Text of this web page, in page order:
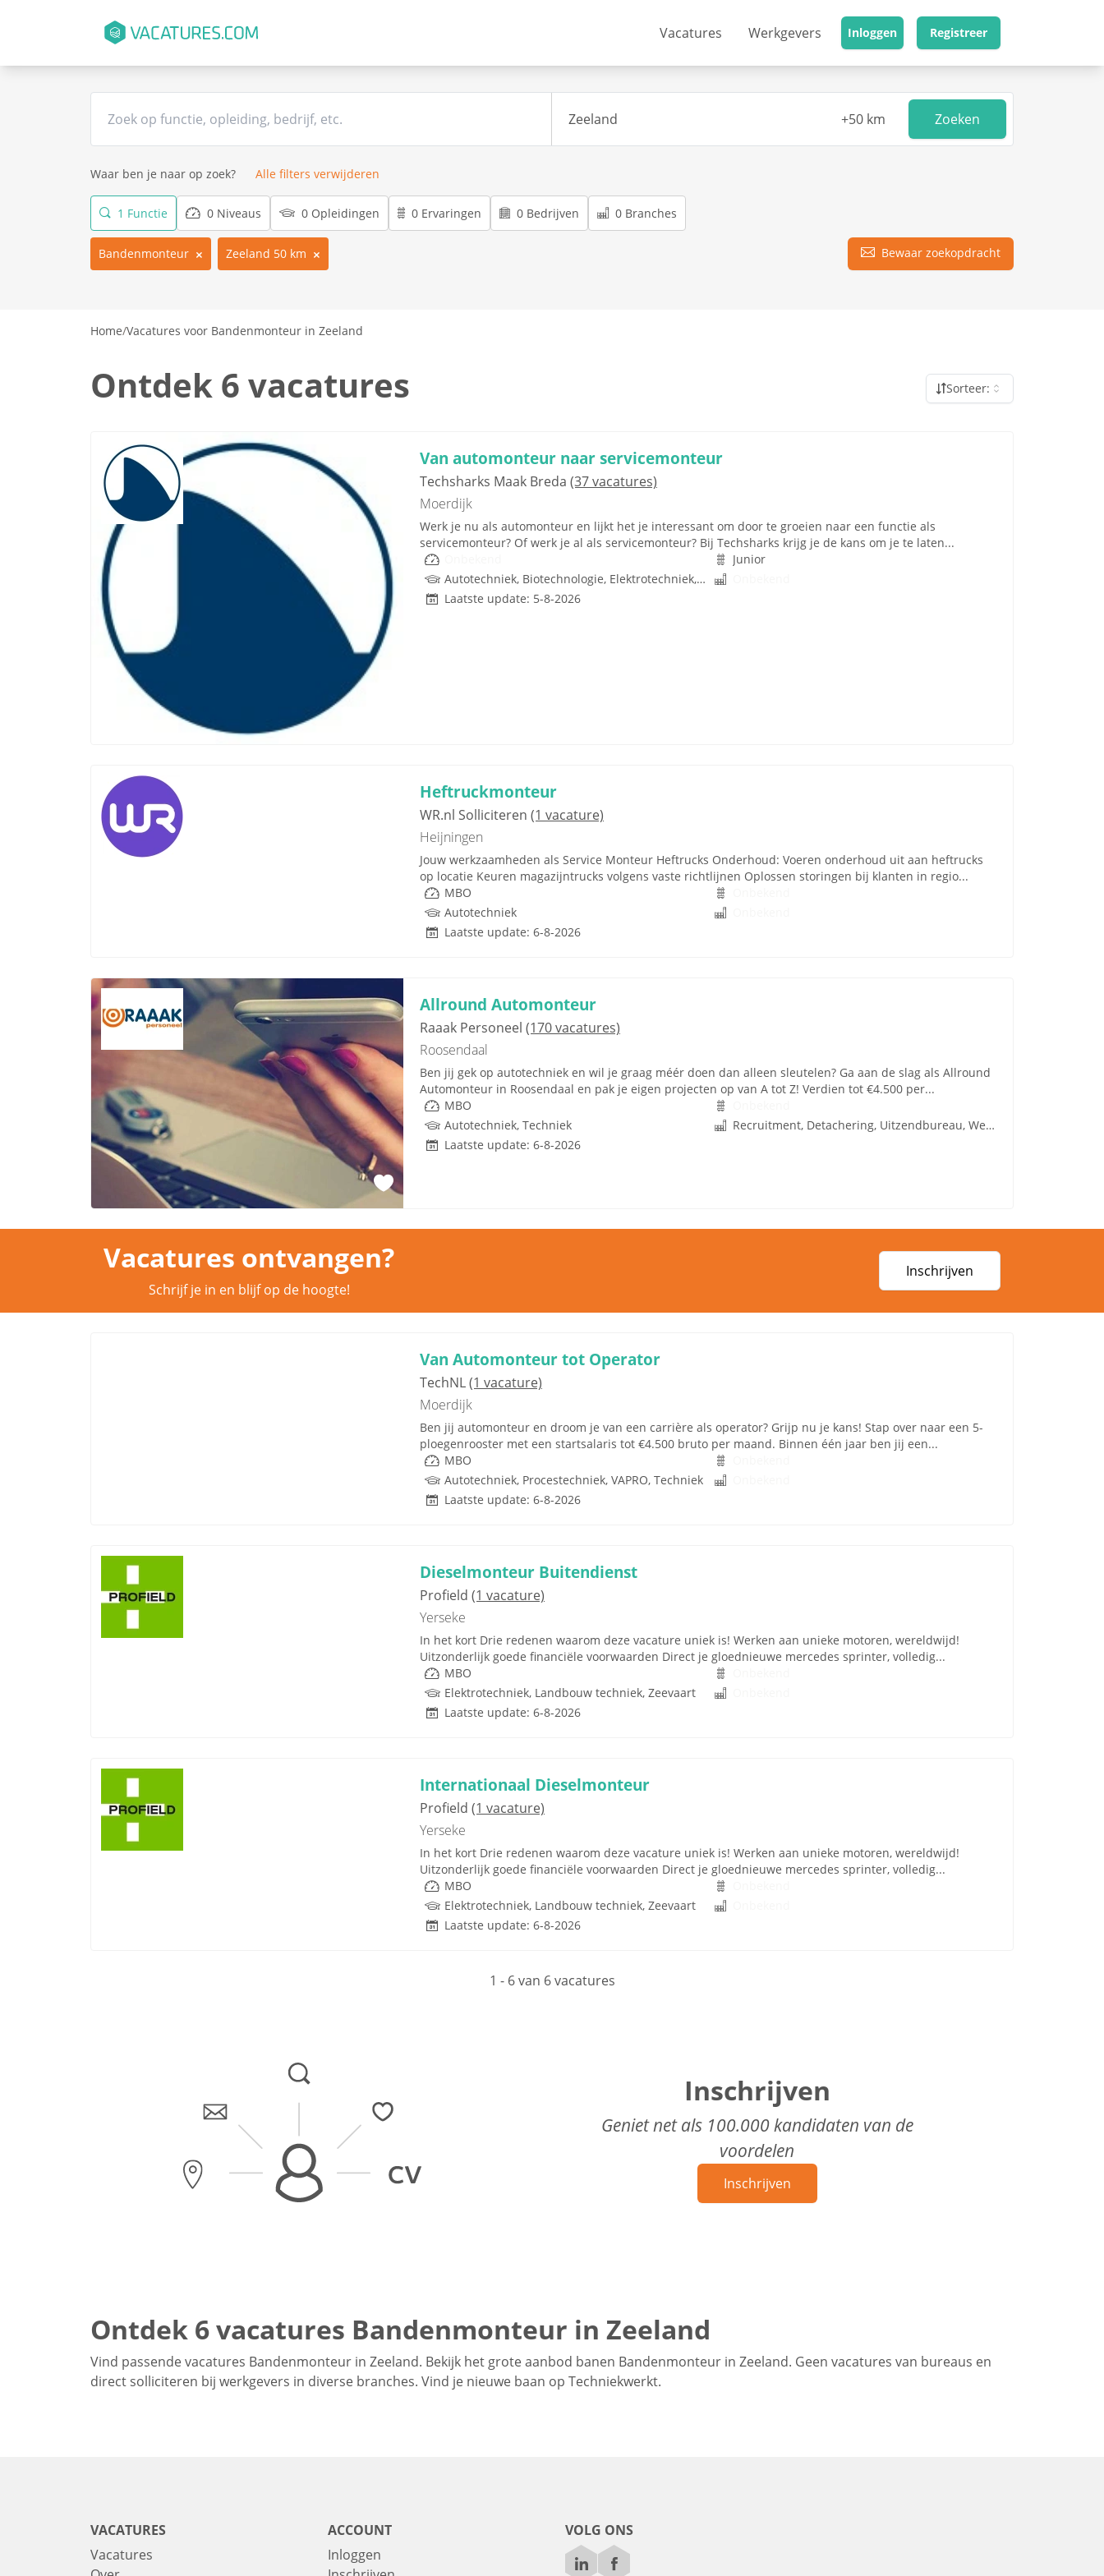
Vacatures Werkgevers Inloggen Registreer
Zoeken
Waar ben je naar op zoek? Alle filters verwijderen
1 Functie 0 Niveaus 0 Opleidingen 0 Ervaringen 0 Bedrijven 0 Branches
Bandenmonteur Zeeland 50 km Bewaar zoekopdracht
Home/Vacatures voor Bandenmonteur in Zeeland
Ontdek 6 vacatures Sorteer:
Van automonteur naar servicemonteur
Techsharks Maak Breda (37 vacatures)
Moerdijk
Werk je nu als automonteur en lijkt het je interessant om door te groeien naar een functie als
servicemonteur? Of werk je al als servicemonteur? Bij Techsharks krijg je de kans om je te laten...
Junior
Autotechniek, Biotechnologie, Elektrotechniek, Mechatronica, Werktuigbouwkunde, Metaal, Techniek, W-Installaties, Rijbewijs
Laatste update: 5-8-2026
Heftruckmonteur
WR.nl Solliciteren (1 vacature)
Heijningen
Jouw werkzaamheden als Service Monteur Heftrucks Onderhoud: Voeren onderhoud uit aan heftrucks
op locatie Keuren magazijntrucks volgens vaste richtlijnen Oplossen storingen bij klanten in regio...
MBO
Autotechniek
Laatste update: 6-8-2026
Allround Automonteur
Raaak Personeel (170 vacatures)
Roosendaal
Ben jij gek op autotechniek en wil je graag méér doen dan alleen sleutelen? Ga aan de slag als Allround
Automonteur in Roosendaal en pak je eigen projecten op van A tot Z! Verdien tot €4.500 per...
MBO
Autotechniek, Techniek
Recruitment, Detachering, Uitzendbureau, Werving en Selectie
Laatste update: 6-8-2026
Vacatures ontvangen?
Schrijf je in en blijf op de hoogte!
Inschrijven
Van Automonteur tot Operator
TechNL(1 vacature)
Moerdijk
Ben jij automonteur en droom je van een carrière als operator? Grijp nu je kans! Stap over naar een 5-
ploegenrooster met een startsalaris tot €4.500 bruto per maand. Binnen één jaar ben jij een...
MBO
Autotechniek, Procestechniek, VAPRO, Techniek
Laatste update: 6-8-2026
Dieselmonteur Buitendienst
Profield (1 vacature)
Yerseke
In het kort Drie redenen waarom deze vacature uniek is! Werken aan unieke motoren, wereldwijd!
Uitzonderlijk goede financiële voorwaarden Direct je gloednieuwe mercedes sprinter, volledig...
MBO
Elektrotechniek, Landbouw techniek, Zeevaart
Laatste update: 6-8-2026
Internationaal Dieselmonteur
Profield (1 vacature)
Yerseke
In het kort Drie redenen waarom deze vacature uniek is! Werken aan unieke motoren, wereldwijd!
Uitzonderlijk goede financiële voorwaarden Direct je gloednieuwe mercedes sprinter, volledig...
MBO
Elektrotechniek, Landbouw techniek, Zeevaart
Laatste update: 6-8-2026
1 - 6 van 6 vacatures
Inschrijven
Geniet net als 100.000 kandidaten van de
voordelen
Inschrijven
Ontdek 6 vacatures Bandenmonteur in Zeeland
Vind passende vacatures Bandenmonteur in Zeeland. Bekijk het grote aanbod banen Bandenmonteur in Zeeland. Geen vacatures van bureaus en
direct solliciteren bij werkgevers in diverse branches. Vind je nieuwe baan op Techniekwerkt.
VACATURES
Vacatures
ACCOUNT
Inloggen
VOLG ONS